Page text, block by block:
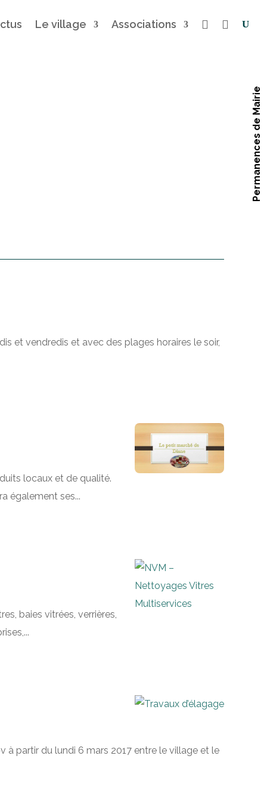
Le village Associations  
Permanences de Mairie
et vendredis et avec des plages horaires le soir,
locaux et de qualité.
également ses...
baies vitrées, verrières,
à partir du lundi 6 mars 2017 entre le village et le